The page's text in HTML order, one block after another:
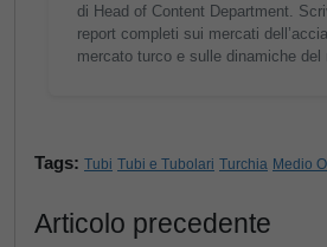
di Head of Content Department.
report completi sui mercati
mercato turco e sulle dinamiche del
Tags: Tubi Tubi e Tubolari Turchia Medio
Articolo precedente